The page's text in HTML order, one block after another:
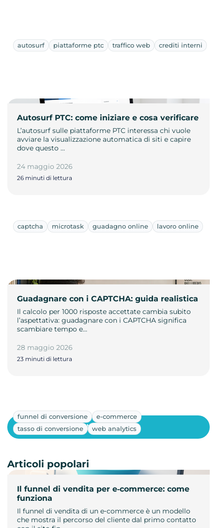
autosurf piattaforme ptc traffico web crediti interni
Autosurf PTC: come iniziare e cosa verificare
L’autosurf sulle piattaforme PTC interessa chi vuole
avviare la visualizzazione automatica di siti e capire
dove questo …
24 maggio 2026
26 minuti di lettura
captcha microtask guadagno online lavoro online
Guadagnare con i CAPTCHA: guida realistica
Il calcolo per 1000 risposte accettate cambia subito
l’aspettativa: guadagnare con i CAPTCHA significa
scambiare tempo e…
28 maggio 2026
23 minuti di lettura
funnel di conversione
e-commerce
tasso di conversione
web analytics
Il funnel di vendita per e‑commerce: come
funziona
Il funnel di vendita di un e‑commerce è un modello
che mostra il percorso del cliente dal primo contatto
Mostra altri
Articoli popolari